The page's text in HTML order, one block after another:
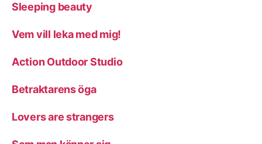
Sleeping beauty
Vem vill leka med mig!
Action Outdoor Studio
Betraktarens öga
Lovers are strangers